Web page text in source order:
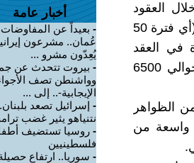
العقود
الماضية. إلا أن معدل الاحترارالسريع على مدى الخمسين سنة الماضية (أي فترة 50
في العقد
الماضي درجة الحرارة للفترة الدافئة التي امتدت لقرون عديدة منذ حوالي 6500
الظواهر
واسعة من
أخبار عامة
- بعيداً عن
عُمان.. مشرعون
يُعِدّون مشرو ...
- بيروت تتحدث عن
وواشنطن تصف
الإيجابية-.. إلى ...
- إسرائيل تصعد
نتنياهو يثير غضب
- روسيا تستضيف
فلسطينيين
- سوريا.. ارتفاع